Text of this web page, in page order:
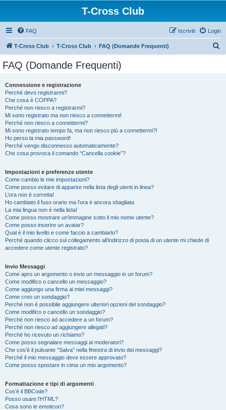
T-Cross Club
FAQ Login
Iscriviti
T-Cross Club T-Cross Club FAQ (Domande Frequenti)
FAQ (Domande Frequenti)
Connessione e registrazione
Perché devo registrarmi?
Che cosa è COPPA?
Perché non riesco a registrarmi?
Mi sono registrato ma non riesco a connettermi!
Perché non riesco a connettermi?
Mi sono registrato tempo fa, ma non riesco più a connettermi?!
Ho perso la mia password!
Perché vengo disconnesso automaticamente?
Che cosa provoca il comando “Cancella cookie”?
Impostazioni e preferenze utente
Come cambio le mie impostazioni?
Come posso evitare di apparire nella lista degli utenti in linea?
L’ora non è corretta!
Ho cambiato il fuso orario ma l’ora è ancora sbagliata
La mia lingua non è nella lista!
Come posso mostrare un’immagine sotto il mio nome utente?
Come posso inserire un avatar?
Qual è il mio livello e come faccio a cambiarlo?
Perché quando clicco sul collegamento all’indirizzo di posta di un utente mi chiede di
accedere come utente registrato?
Invio Messaggi
Come apro un argomento o invio un messaggio in un forum?
Come modifico o cancello un messaggio?
Come aggiungo una firma ai miei messaggi?
Come creo un sondaggio?
Perché non è possibile aggiungere ulteriori opzioni del sondaggio?
Come modifico o cancello un sondaggio?
Perché non riesco ad accedere a un forum?
Perché non riesco ad aggiungere allegati?
Perché ho ricevuto un richiamo?
Come posso segnalare messaggi ai moderatori?
Che cos’è il pulsante “Salva” nella finestra di invio dei messaggi?
Perché il mio messaggio deve essere approvato?
Come posso spostare in cima un mio argomento?
Formattazione e tipi di argomenti
Cos’è il BBCode?
Posso usare l’HTML?
Cosa sono le emoticon?